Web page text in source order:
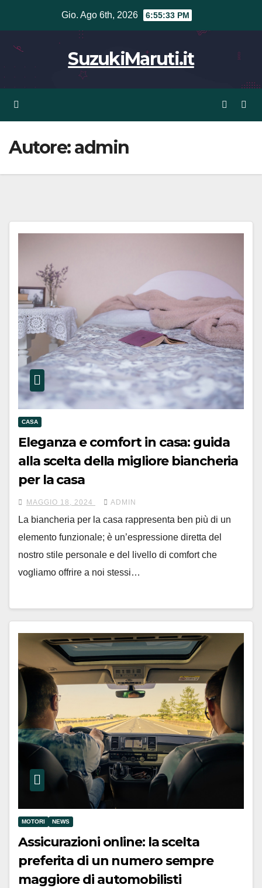
contenuto
Gio. Ago 6th, 2026 6:55:34 PM
SuzukiMaruti.it
Autore:admin
CASA
Eleganza e comfort in casa: guida
alla scelta della migliore biancheria
per la casa
MAGGIO 18, 2024 ADMIN
La biancheria per la casa rappresenta ben più di un
elemento funzionale; è un’espressione diretta del
nostro stile personale e del livello di comfort che
vogliamo offrire a noi stessi…
MOTORI NEWS
Assicurazioni online: la scelta
preferita di un numero sempre
maggiore di automobilisti